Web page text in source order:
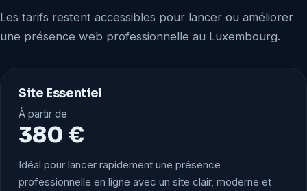
Les tarifs restent accessibles pour lancer ou améliorer
une présence web professionnelle au Luxembourg.
Site Essentiel
À partir de
380 €
Idéal pour lancer rapidement une présence
professionnelle en ligne avec un site clair, moderne et